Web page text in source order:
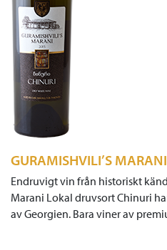
GURAMISHVILI’S
Endruvigt vin från historiskt
Marani Lokal druvsort Chinuri
av Georgien. Bara viner av